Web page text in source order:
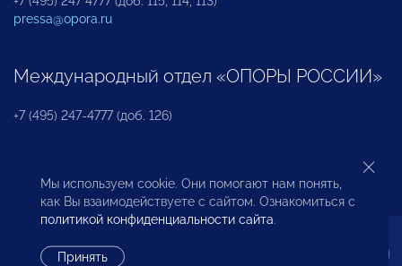
pressa@opora.ru
Международный отдел «ОПОРЫ РОССИИ»
+7 (495) 247-4777 (доб. 126)
Бюро по защите прав предпринимателей и
инвесторов
Мы используем cookie. Они помогают нам понять,
как Вы взаимодействуете с сайтом. Ознакомиться с
политикой конфиденциальности сайта.
Принять